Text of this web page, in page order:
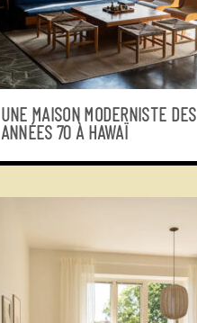
UNE MAISON MODERNISTE DES
ANNÉES 70 À HAWAÏ